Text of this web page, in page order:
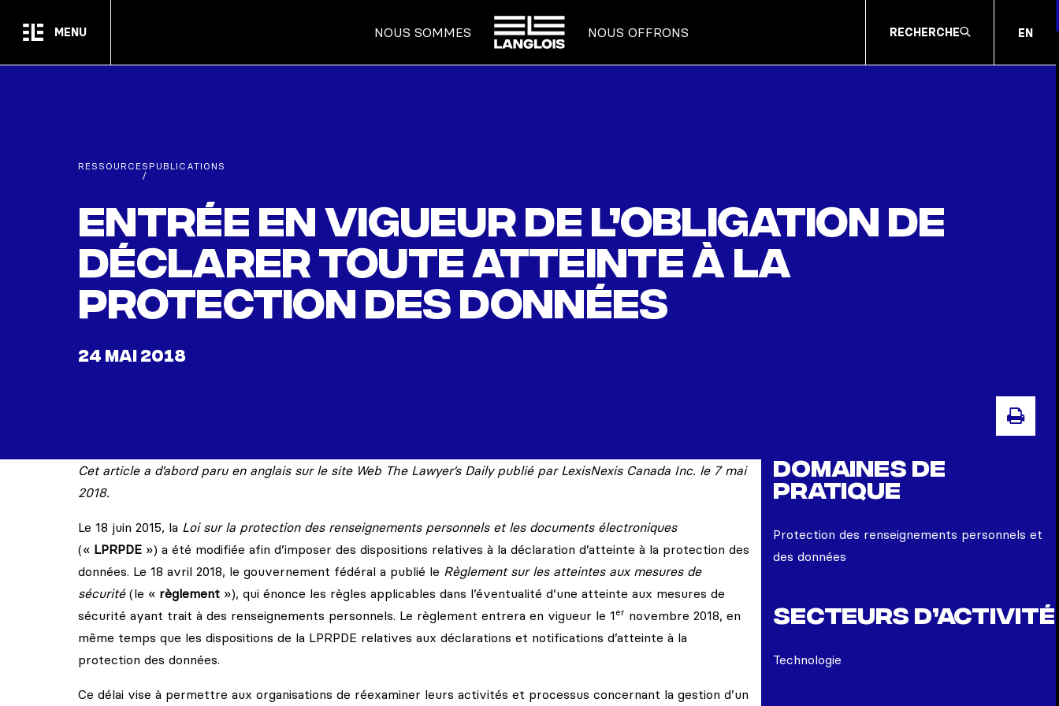
MENU NOUS SOMMES
ACCUEIL
NOUS OFFRONS RECHERCHE EN
RESSOURCES
/
PUBLICATIONS
Entrée en vigueur de l’obligation de
déclarer toute atteinte à la
protection des données
24 MAI 2018
Cet article a d’abord paru en anglais sur le site Web The Lawyer’s Daily publié par LexisNexis Canada Inc. le 7 mai
2018.
Le 18 juin 2015, la Loi sur la protection des renseignements personnels et les documents électroniques
(« LPRPDE ») a été modifiée afin d’imposer des dispositions relatives à la déclaration d’atteinte à la protection des
données. Le 18 avril 2018, le gouvernement fédéral a publié le Règlement sur les atteintes aux mesures de
sécurité(le « règlement »), qui énonce les règles applicables dans l’éventualité d’une atteinte aux mesures de
sécurité ayant trait à des renseignements personnels. Le règlement entrera en vigueur le 1er novembre 2018, en
même temps que les dispositions de la LPRPDE relatives aux déclarations et notifications d’atteinte à la
protection des données.
Ce délai vise à permettre aux organisations de réexaminer leurs activités et processus concernant la gestion d’un
Domaines de
pratique
Protection des renseignements personnels et
des données
Secteurs d’activité
Technologie